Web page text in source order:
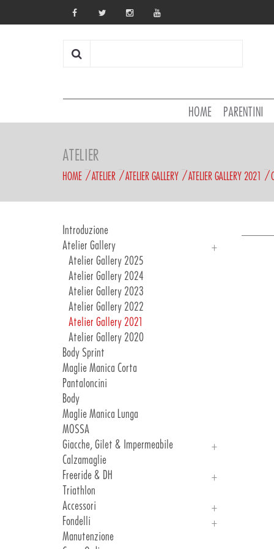
HOME PARENTINI
ATELIER
HOME ATELIER ATELIER GALLERY ATELIER GALLERY 2021
Introduzione
Atelier Gallery
Atelier Gallery 2025
Atelier Gallery 2024
Atelier Gallery 2023
Atelier Gallery 2022
Atelier Gallery 2021
Atelier Gallery 2020
Body Sprint
Maglie Manica Corta
Pantaloncini
Body
Maglie Manica Lunga
MOSSA
Giacche, Gilet & Impermeabile
Giacche
Gilet & Impermeabile
Calzamaglie
Freeride & DH
Freeride
DH
Triathlon
Accessori
Manicotti, Ginocchiere E Gambali
Guanti
Fondelli
Introduzione Fondelli
Manutenzione